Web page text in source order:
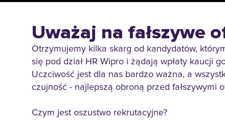
Uważaj na fałszywe
Otrzymujemy kilka skarg od kandydatów,
się pod dział HR Wipro i żądają wpłaty kaucji
Uczciwość jest dla nas bardzo ważna, a
czujność - najlepszą obroną przed fałszywymi
Czym jest oszustwo rekrutacyjne?